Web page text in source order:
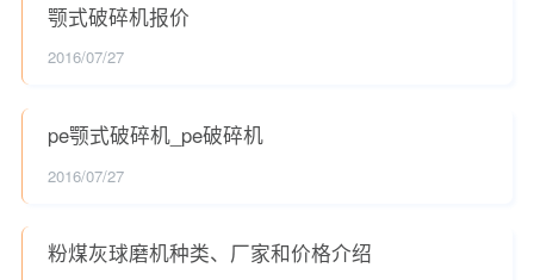
颚式破碎机报价
2016/07/27
pe颚式破碎机_pe破碎机
2016/07/27
粉煤灰球磨机种类、厂家和价格介绍